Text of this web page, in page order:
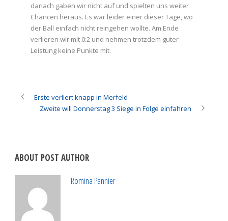
danach gaben wir nicht auf und spielten uns weiter
Chancen heraus. Es war leider einer dieser Tage, wo
der Ball einfach nicht reingehen wollte. Am Ende
verlieren wir mit 0:2 und nehmen trotzdem guter
Leistung keine Punkte mit.
Erste verliert knapp in Merfeld
Zweite will Donnerstag 3 Siege in Folge einfahren
ABOUT POST AUTHOR
Romina Pannier